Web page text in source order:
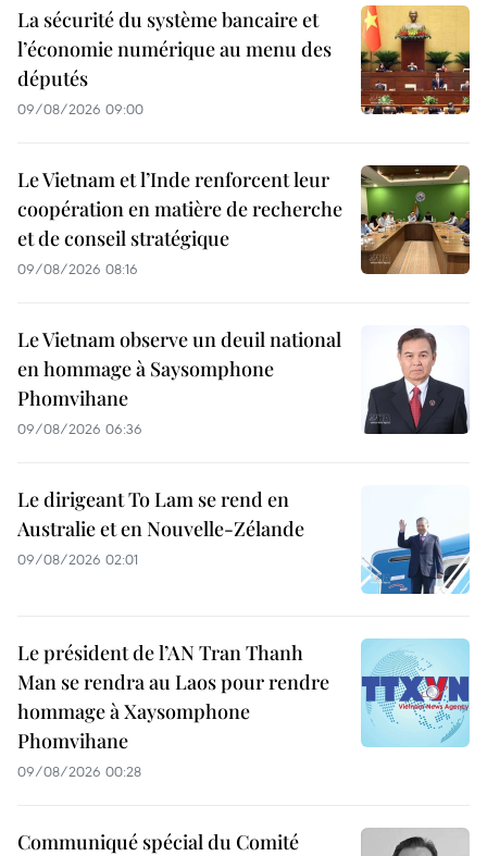
La sécurité du système bancaire et
l’économie numérique au menu des
députés
09/08/2026 09:00
Le Vietnam et l’Inde renforcent leur
coopération en matière de recherche
et de conseil stratégique
09/08/2026 08:16
Le Vietnam observe un deuil national
en hommage à Saysomphone
Phomvihane
09/08/2026 06:36
Le dirigeant To Lam se rend en
Australie et en Nouvelle-Zélande
09/08/2026 02:01
Le président de l’AN Tran Thanh
Man se rendra au Laos pour rendre
hommage à Xaysomphone
Phomvihane
09/08/2026 00:28
Communiqué spécial du Comité